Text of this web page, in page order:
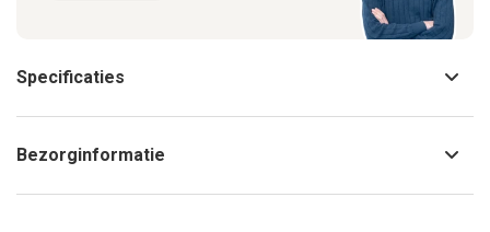
Specificaties
Bezorginformatie